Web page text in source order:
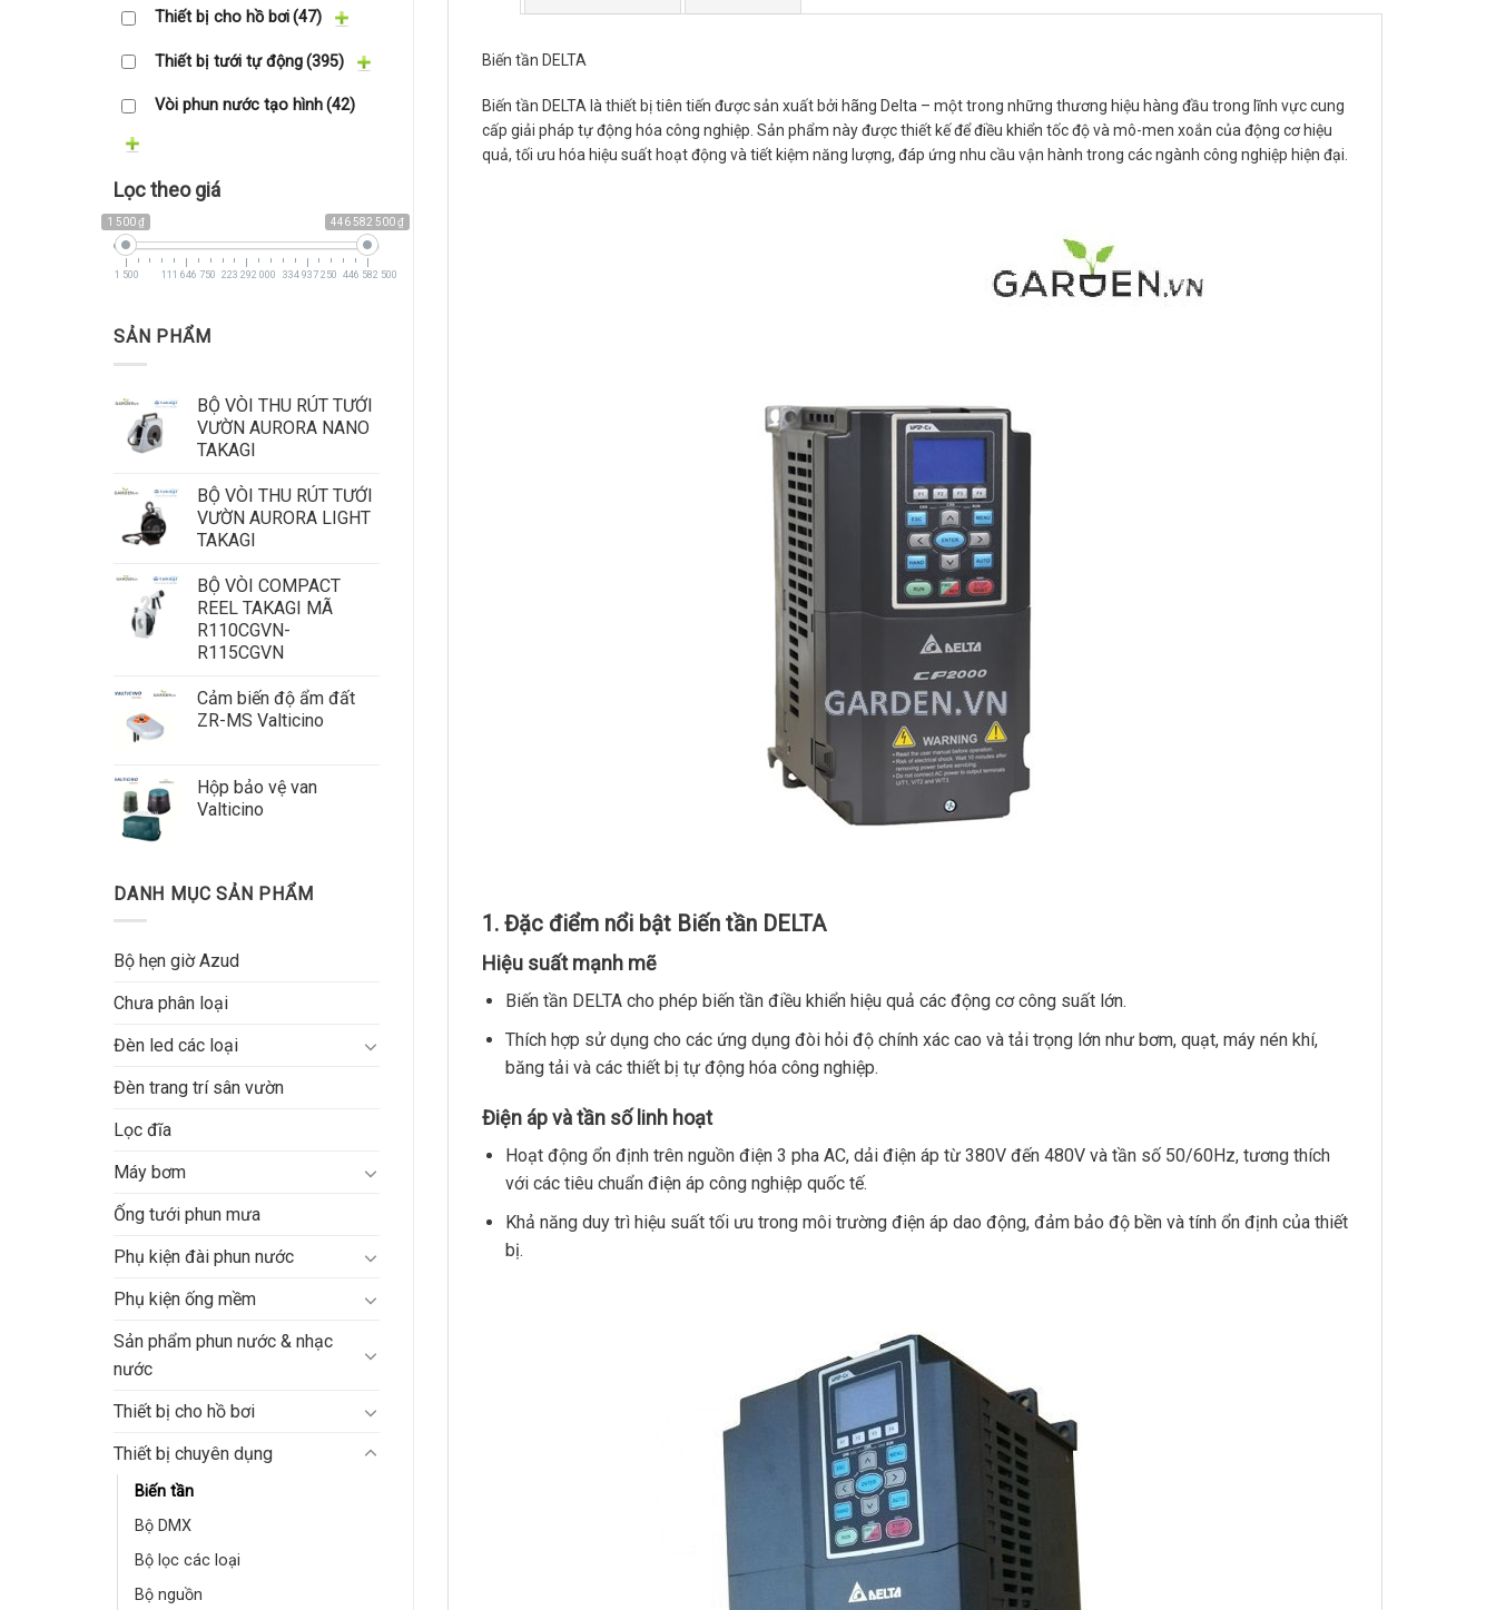
Biến tần DELTA
Biến tần DELTA là thiết bị tiên tiến được sản xuất bởi hãng Delta – một trong những thương hiệu hàng đầu trong lĩnh vực cung
cấp giải pháp tự động hóa công nghiệp. Sản phẩm này được thiết kế để điều khiển tốc độ và mô-men xoắn của động cơ hiệu
quả, tối ưu hóa hiệu suất hoạt động và tiết kiệm năng lượng, đáp ứng nhu cầu vận hành trong các ngành công nghiệp hiện đại.
1. Đặc điểm nổi bật Biến tần DELTA
Hiệu suất mạnh mẽ
Biến tần DELTA cho phép biến tần điều khiển hiệu quả các động cơ công suất lớn.
Thích hợp sử dụng cho các ứng dụng đòi hỏi độ chính xác cao và tải trọng lớn như bơm, quạt, máy nén khí,
băng tải và các thiết bị tự động hóa công nghiệp.
Điện áp và tần số linh hoạt
Hoạt động ổn định trên nguồn điện 3 pha AC, dải điện áp từ 380V đến 480V và tần số 50/60Hz, tương thích
với các tiêu chuẩn điện áp công nghiệp quốc tế.
Khả năng duy trì hiệu suất tối ưu trong môi trường điện áp dao động, đảm bảo độ bền và tính ổn định của thiết
bị.
Thiết bị cho hồ bơi(47)
Thiết bị tưới tự động(395)
Vòi phun nước tạo hình(42)
Lọc theo giá
1 500 ₫ 446 582 500 ₫
1 500 111 646 750 223 292 000 334 937 250 446 582 500
SẢN PHẨM
BỘ VÒI THU RÚT TƯỚI
VƯỜN AURORA NANO
TAKAGI
BỘ VÒI THU RÚT TƯỚI
VƯỜN AURORA LIGHT
TAKAGI
BỘ VÒI COMPACT
REEL TAKAGI MÃ
R110CGVN-
R115CGVN
Cảm biến độ ẩm đất
ZR-MS Valticino
Hộp bảo vệ van
Valticino
DANH MỤC SẢN PHẨM
Bộ hẹn giờ Azud
Chưa phân loại
Đèn led các loại
Đèn trang trí sân vườn
Lọc đĩa
Máy bơm
Ống tưới phun mưa
Phụ kiện đài phun nước
Phụ kiện ống mềm
Sản phẩm phun nước & nhạc
nước
Thiết bị cho hồ bơi
Thiết bị chuyên dụng
Biến tần
Bộ DMX
Bộ lọc các loại
Bộ nguồn